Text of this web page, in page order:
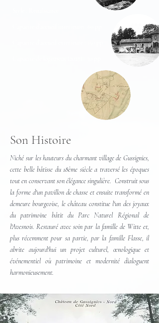
Son Histoire
Niché sur les hauteurs du charmant village de Gussignies,
cette belle bâtisse du 18ème siècle a traversé les époques
tout en conservant son élégance singulière. Construit sous
la forme d'un pavillon de chasse et ensuite transformé en
demeure bourgeoise, le château constitue l'un des joyaux
du patrimoine bâtit du Parc Naturel Régional de
l'Avesnois. Restauré avec soin par la famille de Witte et,
plus récemment pour sa partie, par la famille Flasse, il
abrite aujourd'hui un projet culturel, œnologique et
événementiel où patrimoine et modernité dialoguent
harmonieusement.